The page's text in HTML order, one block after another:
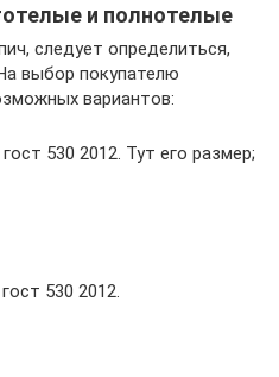
и полнотелые
следует определиться,
выбор покупателю
вариантов:
530 2012. Тут его размер;
530 2012.